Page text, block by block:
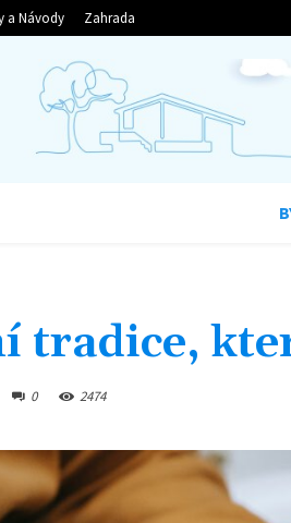
a Návody Zahrada
tradice,
0 2474